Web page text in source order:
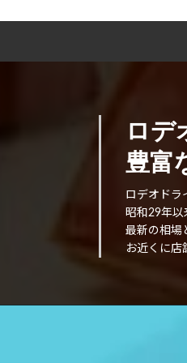
ロデ
豊富
ロデオドラ
昭和29年以
最新の相場
お近くに店